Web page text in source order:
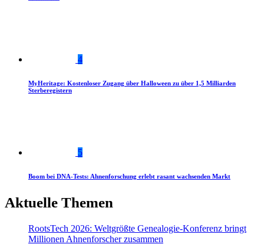
4
MyHeritage: Kostenloser Zugang über Halloween zu über 1,5 Milliarden
Sterberegistern
5
Boom bei DNA-Tests: Ahnenforschung erlebt rasant wachsenden Markt
Aktuelle Themen
RootsTech 2026: Weltgrößte Genealogie-Konferenz bringt
Millionen Ahnenforscher zusammen